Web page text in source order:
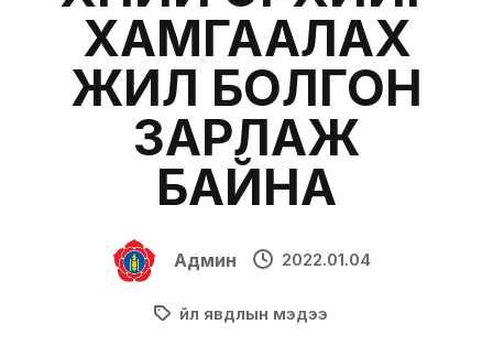
ХАМГААЛАХ
ЖИЛ БОЛГОН
ЗАРЛАЖ
БАЙНА
Админ 2022.01.04
Үйл явдлын мэдээ